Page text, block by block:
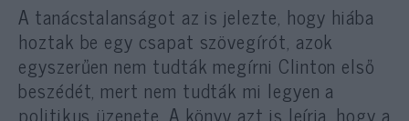
A tanácstalanságot az is jelezte, hogy hiába
hoztak be egy csapat szövegírót, azok
egyszerűen nem tudták megírni Clinton első
beszédét, mert nem tudták mi legyen a